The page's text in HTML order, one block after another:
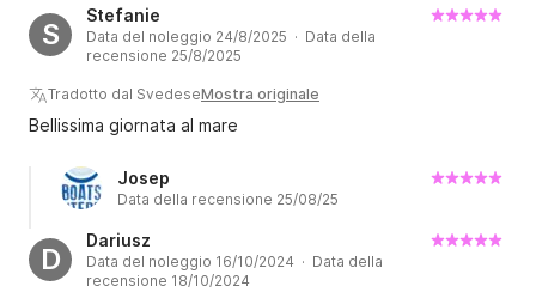
S
Stefanie
Data del noleggio 24/8/2025 · Data della
recensione 25/8/2025
Tradotto dal SvedeseMostra originale
Bellissima giornata al mare
Josep
Data della recensione 25/08/25
D
Dariusz
Data del noleggio 16/10/2024 · Data della
recensione 18/10/2024